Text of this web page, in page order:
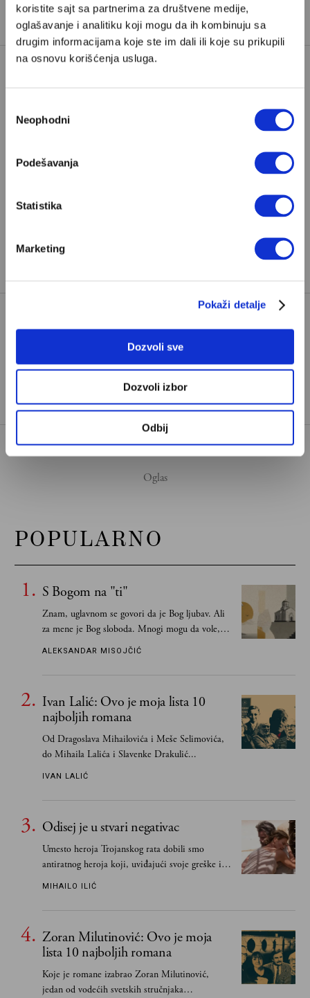
koristite sajt sa partnerima za društvene medije,
oglašavanje i analitiku koji mogu da ih kombinuju sa
drugim informacijama koje ste im dali ili koje su prikupili
na osnovu korišćenja usluga.
сагласности
Neophodni
Podešavanja
Statistika
Marketing
Pokaži detalje
Dozvoli sve
Dozvoli izbor
Odbij
premium sadržaja, neophodno je da
odaberete jedan od planova pretplate.
Zoran Panović
je programski direktor Demostata i
TAGOVI:
ALEKSANDAR VUČIĆ
BEOGRADSKI IZBORI
SRPSKA POLITIKA
POPULARNO
S Bogom na "ti"
Znam, uglavnom se govori da je Bog ljubav. Ali
za mene je Bog sloboda. Mnogi mogu da vole, a
tek retki mogu da podnesu slobodu
ALEKSANDAR MISOJČIĆ
Ivan Lalić: Ovo je moja lista 10
najboljih romana
Od Dragoslava Mihailovića i Meše Selimovića,
do Mihaila Lalića i Slavenke Drakulić...
IVAN LALIĆ
Odisej je u stvari negativac
Umesto heroja Trojanskog rata dobili smo
antiratnog heroja koji, uviđajući svoje greške i
učeći na njima, shvata da postoje stvari koje su
MIHAILO ILIĆ
Zoran Milutinović: Ovo je moja
lista 10 najboljih romana
Koje je romane izabrao Zoran Milutinović,
jedan od vodećih svetskih stručnjaka